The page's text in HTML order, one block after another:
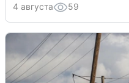
4 августа 59